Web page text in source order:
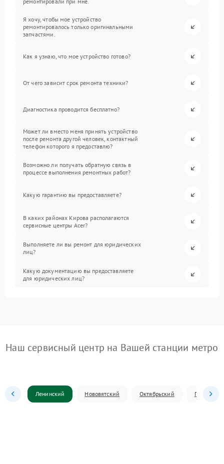
Я хочу, чтобы мое устройство
ремонтировалось только оригинальными
запчастями.
Как я узнаю, что мое устройство готово?
От чего зависит срок ремонта техники?
Диагностика проводится бесплатно?
Может ли вместо меня принять устройство
после ремонта другой человек, контактный
телефон которого я предоставлю?
Возможно ли получать обратную связь в
процессе выполнения ремонтных работ?
Какую гарантию вы предоставляете?
В каких районах Кирова располагаются
сервисные центры Acer?
Выполняете ли вы ремонт для юридических
лиц?
Какую документацию вы предоставляете
для юридических лиц?
Наш сервисный центр на Вашей станции метро
Ленинский Нововятский Октябрьский